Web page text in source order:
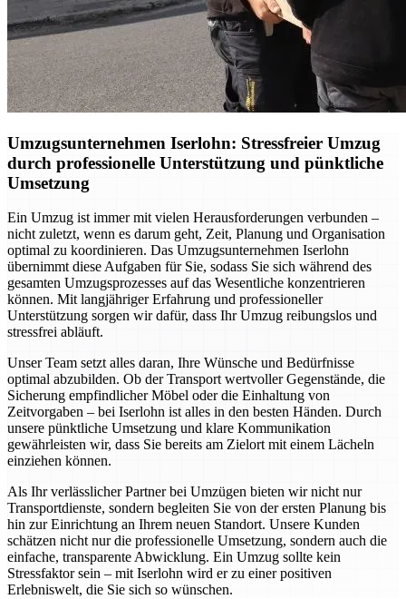
Umzugsunternehmen Iserlohn: Stressfreier Umzug
durch professionelle Unterstützung und pünktliche
Umsetzung
Ein Umzug ist immer mit vielen Herausforderungen verbunden –
nicht zuletzt, wenn es darum geht, Zeit, Planung und Organisation
optimal zu koordinieren. Das Umzugsunternehmen Iserlohn
übernimmt diese Aufgaben für Sie, sodass Sie sich während des
gesamten Umzugsprozesses auf das Wesentliche konzentrieren
können. Mit langjähriger Erfahrung und professioneller
Unterstützung sorgen wir dafür, dass Ihr Umzug reibungslos und
stressfrei abläuft.
Unser Team setzt alles daran, Ihre Wünsche und Bedürfnisse
optimal abzubilden. Ob der Transport wertvoller Gegenstände, die
Sicherung empfindlicher Möbel oder die Einhaltung von
Zeitvorgaben – bei Iserlohn ist alles in den besten Händen. Durch
unsere pünktliche Umsetzung und klare Kommunikation
gewährleisten wir, dass Sie bereits am Zielort mit einem Lächeln
einziehen können.
Als Ihr verlässlicher Partner bei Umzügen bieten wir nicht nur
Transportdienste, sondern begleiten Sie von der ersten Planung bis
hin zur Einrichtung an Ihrem neuen Standort. Unsere Kunden
schätzen nicht nur die professionelle Umsetzung, sondern auch die
einfache, transparente Abwicklung. Ein Umzug sollte kein
Stressfaktor sein – mit Iserlohn wird er zu einer positiven
Erlebniswelt, die Sie sich so wünschen.